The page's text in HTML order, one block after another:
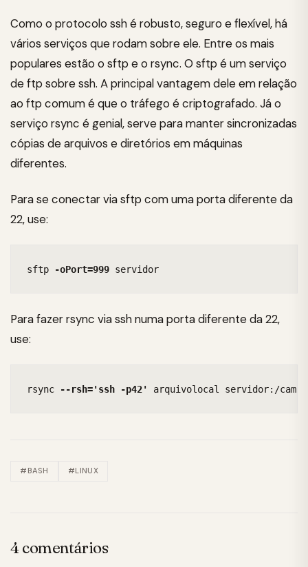
Como o protocolo ssh é robusto, seguro e flexível, há
vários serviços que rodam sobre ele. Entre os mais
populares estão o sftp e o rsync. O sftp é um serviço
de ftp sobre ssh. A principal vantagem dele em relação
ao ftp comum é que o tráfego é criptografado. Já o
serviço rsync é genial, serve para manter sincronizadas
cópias de arquivos e diretórios em máquinas
diferentes.
Para se conectar via sftp com uma porta diferente da
22, use:
sftp -oPort=999 servidor
Para fazer rsync via ssh numa porta diferente da 22,
use:
rsync --rsh='ssh -p42' arquivolocal servidor:/
#BASH #LINUX
4 comentários